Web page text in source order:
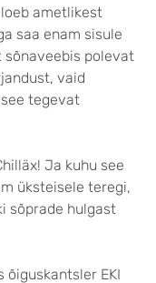
ametlikest
saa enam sisule
sõnaveebis polevat
vaid
tegevat
Ja kuhu see
üksteisele teregi,
sõprade hulgast
õiguskantsler EKI